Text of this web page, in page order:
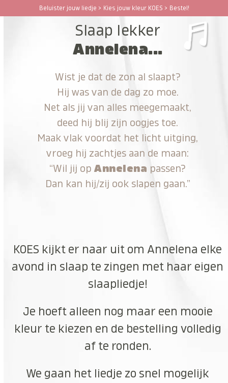
Beluister jouw liedje > Kies jouw kleur KOES > Bestel!
Open
Close
Slaap lekker
Annelena...
Wist je dat de zon al slaapt?
Hij was van de dag zo moe.
Net als jij van alles meegemaakt,
deed hij blij zijn oogjes toe.
Maak vlak voordat het licht uitging,
vroeg hij zachtjes aan de maan:
“Wil jij opAnnelena passen?
Dan kan hij/zij ook slapen gaan.”
KOES kijkt er naar uit om Annelena elke
avond in slaap te zingen met haar eigen
slaapliedje!
Je hoeft alleen nog maar een mooie
kleur te kiezen en de bestelling volledig
af te ronden.
We gaan het liedje zo snel mogelijk